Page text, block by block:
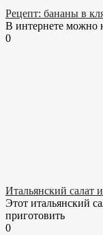
Рецепт: бананы в
В интернете можно
0
Итальянский салат
Этот итальянский
приготовить
0